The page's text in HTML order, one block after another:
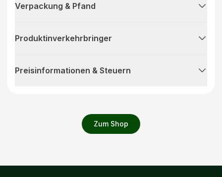
Zum Shop
Verpackung & Pfand
Produktinverkehrbringer
Preisinformationen & Steuern